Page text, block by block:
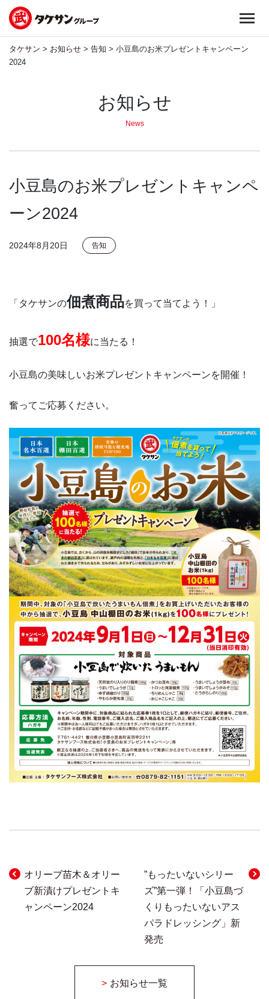
ン
プ
タケサン > お知らせ > 告知 > 小豆島のお米プレゼントキャンペーン
2024
お知らせ
News
小豆島のお米プレゼントキャンペ
ーン2024
2024年8月20日 告知
「タケサンの佃煮商品を買って当てよう！」
抽選で100名様に当たる！
小豆島の美味しいお米プレゼントキャンペーンを開催！
奮ってご応募ください。
投 オリーブ苗木＆オリー
ブ新漬けプレゼントキ
ャンペーン2024
”もったいないシリー
ズ”第一弾！「小豆島づ
くりもったいないアス
パラドレッシング」新
発売
お知らせ一覧